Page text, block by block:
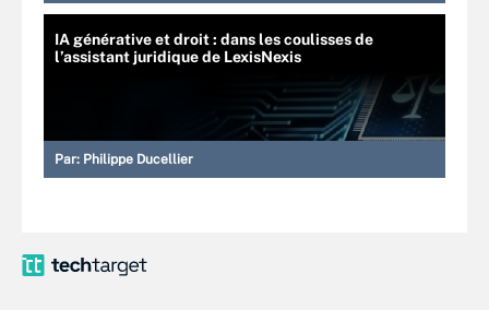
IA générative et droit : dans les coulisses de
l’assistant juridique de LexisNexis
Par: Philippe Ducellier